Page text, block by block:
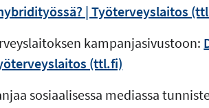
| Työterveyslaitos
kampanjasivustoon:
(ttl.fi)
sosiaalisessa mediassa